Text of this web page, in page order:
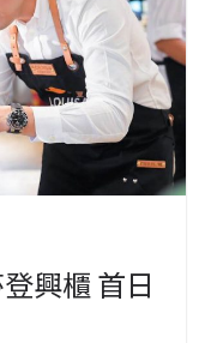
興櫃 首日